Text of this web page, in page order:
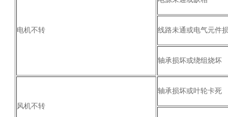
电机不转 线路未通或电气元件
轴承损坏或绕组烧坏
风机不转
轴承损坏或叶轮卡死